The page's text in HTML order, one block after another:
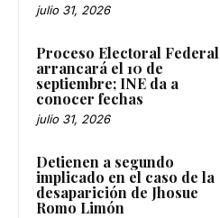
julio 31, 2026
Proceso Electoral Federal
arrancará el 10 de
septiembre; INE da a
conocer fechas
julio 31, 2026
Detienen a segundo
implicado en el caso de la
desaparición de Jhosue
Romo Limón